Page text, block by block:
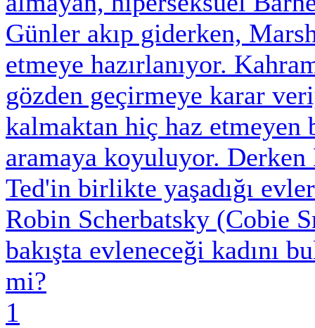
Günler akıp giderken,
etmeye hazırlanıyor.
gözden geçirmeye karar
kalmaktan hiç haz etmeyen
aramaya koyuluyor.
Ted'in birlikte yaşadığı
Robin Scherbatsky (Cobie
bakışta evleneceği kadını
mi?
1